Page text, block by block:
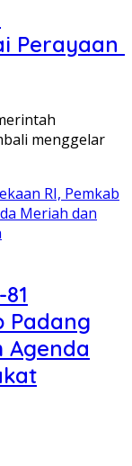
Perayaan
menggelar
Padang
Agenda